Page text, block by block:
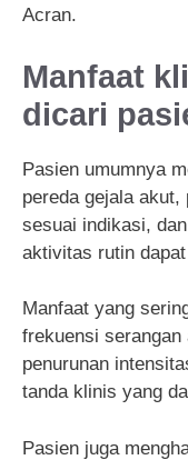
Acran.
Manfaat
dicari
Pasien umumnya
pereda gejala
sesuai indikasi,
aktivitas rutin
Manfaat yang
frekuensi serangan
penurunan
tanda klinis yang
Pasien juga